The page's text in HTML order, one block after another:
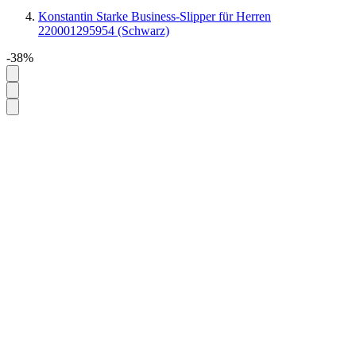
Konstantin Starke Business-Slipper für Herren
220001295954 (Schwarz)
-38%